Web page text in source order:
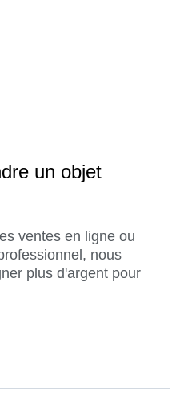
un objet
ventes en ligne ou
nous
plus d'argent pour